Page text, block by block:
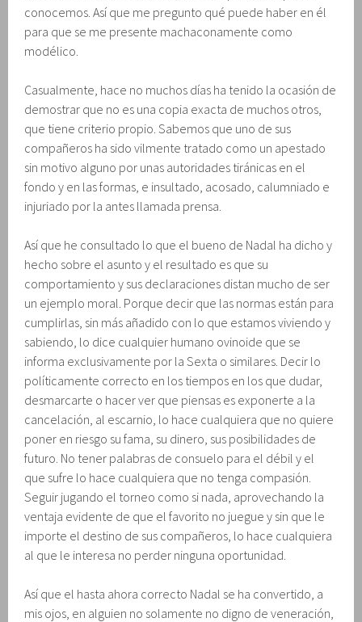
conocemos. Así que me pregunto qué puede haber en él
para que se me presente machaconamente como
modélico.
Casualmente, hace no muchos días ha tenido la ocasión de
demostrar que no es una copia exacta de muchos otros,
que tiene criterio propio. Sabemos que uno de sus
compañeros ha sido vilmente tratado como un apestado
sin motivo alguno por unas autoridades tiránicas en el
fondo y en las formas, e insultado, acosado, calumniado e
injuriado por la antes llamada prensa.
Así que he consultado lo que el bueno de Nadal ha dicho y
hecho sobre el asunto y el resultado es que su
comportamiento y sus declaraciones distan mucho de ser
un ejemplo moral. Porque decir que las normas están para
cumplirlas, sin más añadido con lo que estamos viviendo y
sabiendo, lo dice cualquier humano ovinoide que se
informa exclusivamente por la Sexta o similares. Decir lo
políticamente correcto en los tiempos en los que dudar,
desmarcarte o hacer ver que piensas es exponerte a la
cancelación, al escarnio, lo hace cualquiera que no quiere
poner en riesgo su fama, su dinero, sus posibilidades de
futuro. No tener palabras de consuelo para el débil y el
que sufre lo hace cualquiera que no tenga compasión.
Seguir jugando el torneo como si nada, aprovechando la
ventaja evidente de que el favorito no juegue y sin que le
importe el destino de sus compañeros, lo hace cualquiera
al que le interesa no perder ninguna oportunidad.
Así que el hasta ahora correcto Nadal se ha convertido, a
mis ojos, en alguien no solamente no digno de veneración,